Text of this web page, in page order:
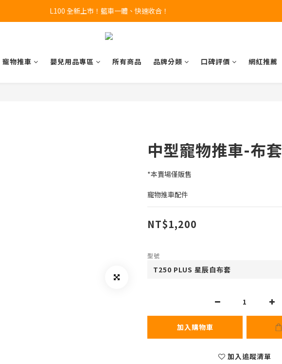
🔥全新 X100 中大型寵物推車熱賣中🔥
L100 全新上市！籃車一體、快速收合！
A9 Plus 外出神器！舒適、安全、好收！
寵物推車 嬰兒用品專區 所有商品 品牌分類 口碑評價 網紅推薦
中型寵物推車-布套
*本賣場僅販售
寵物推車配件
NT$1,200
型號
加入購物車
加入追蹤清單